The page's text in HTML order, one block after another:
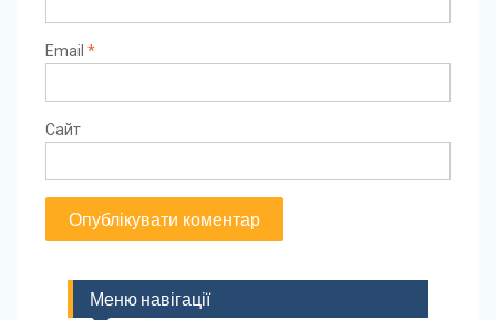
Email *
Сайт
Меню навігації